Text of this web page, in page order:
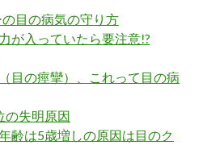
目の病気の守り方
が入っていたら要注意!?
目の痙攣）、これって目の病
の失明原因
齢は5歳増しの原因は目のク